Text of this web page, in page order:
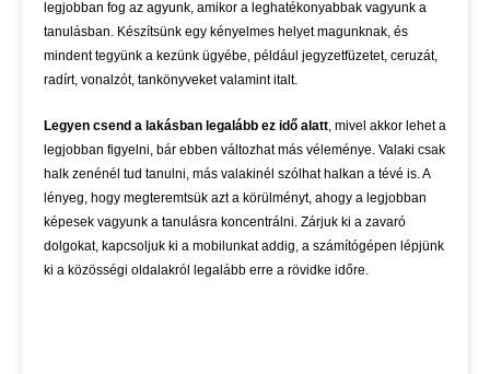
legjobban fog az agyunk, amikor a leghatékonyabbak vagyunk a
tanulásban. Készítsünk egy kényelmes helyet magunknak, és
mindent tegyünk a kezünk ügyébe, például jegyzetfüzetet, ceruzát,
radírt, vonalzót, tankönyveket valamint italt.
Legyen csend a lakásban legalább ez idő alatt, mivel akkor lehet a
legjobban figyelni, bár ebben változhat más véleménye. Valaki csak
halk zenénél tud tanulni, más valakinél szólhat halkan a tévé is. A
lényeg, hogy megteremtsük azt a körülményt, ahogy a legjobban
képesek vagyunk a tanulásra koncentrálni. Zárjuk ki a zavaró
dolgokat, kapcsoljuk ki a mobilunkat addig, a számítógépen lépjünk
ki a közösségi oldalakról legalább erre a rövidke időre.